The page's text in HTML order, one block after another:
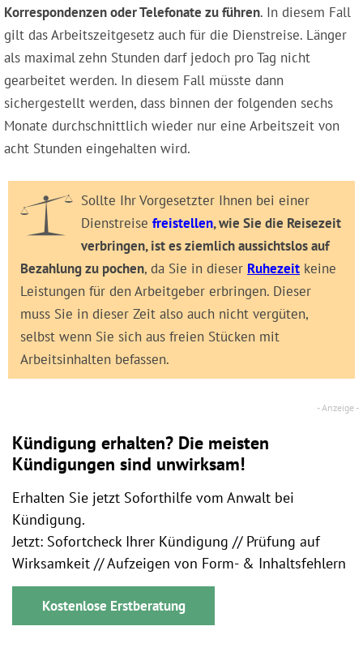
Korrespondenzen oder Telefonate zu führen. In diesem Fall
gilt das Arbeitszeitgesetz auch für die Dienstreise. Länger
als maximal zehn Stunden darf jedoch pro Tag nicht
gearbeitet werden. In diesem Fall müsste dann
sichergestellt werden, dass binnen der folgenden sechs
Monate durchschnittlich wieder nur eine Arbeitszeit von
acht Stunden eingehalten wird.
Sollte Ihr Vorgesetzter Ihnen bei einer
Dienstreise freistellen, wie Sie die Reisezeit
verbringen, ist es ziemlich aussichtslos auf
Bezahlung zu pochen, da Sie in dieser Ruhezeit keine
Leistungen für den Arbeitgeber erbringen. Dieser
muss Sie in dieser Zeit also auch nicht vergüten,
selbst wenn Sie sich aus freien Stücken mit
Arbeitsinhalten befassen.
Kündigung erhalten? Die meisten
Kündigungen sind unwirksam!
Erhalten Sie jetzt Soforthilfe vom Anwalt bei
Kündigung.
Jetzt: Sofortcheck Ihrer Kündigung // Prüfung auf
Wirksamkeit // Aufzeigen von Form- & Inhaltsfehlern
Kostenlose Erstberatung